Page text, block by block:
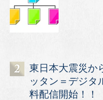
東日本大震災か
ッタン＝デジタ
料配信開始！！